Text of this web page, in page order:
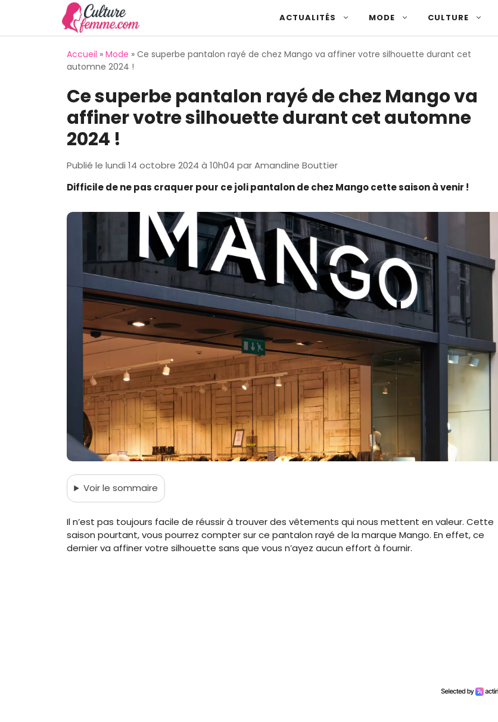
ACTUALITÉS MODE CULTURE
Accueil » Mode » Ce superbe pantalon rayé de chez Mango va affiner votre silhouette durant cet
automne 2024 !
Ce superbe pantalon rayé de chez Mango va
affiner votre silhouette durant cet automne
2024 !
Publié le lundi 14 octobre 2024 à 10h04 parAmandine Bouttier
Difficile de ne pas craquer pour ce joli pantalon de chez Mango cette saison à venir !
Voirle sommaire
Il n’est pas toujours facile de réussir à trouver des vêtements qui nous mettent en valeur. Cette
saison pourtant, vous pourrez compter sur ce pantalon rayé de la marque Mango. En effet, ce
dernier va affiner votre silhouette sans que vous n’ayez aucun effort à fournir.